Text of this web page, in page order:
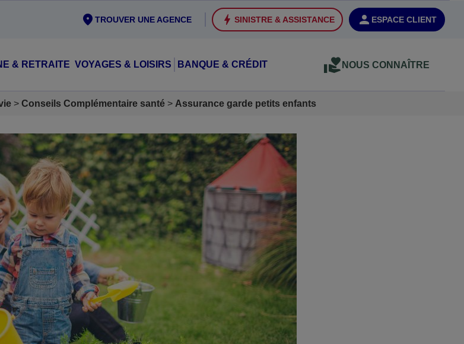
ESPACE CLIENT
SINISTRE & ASSISTANCE
TROUVER UNE AGENCE
& RETRAITE VOYAGES & LOISIRS BANQUE & CRÉDIT NOUS CONNAÎTRE
Conseils Complémentaire santé Assurance garde petits enfants